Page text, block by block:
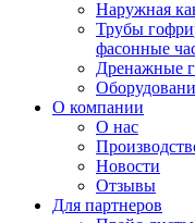
Наружная
Трубы
фасонные
Дренажные
О компании
О нас
Новости
Отзывы
Для партнеров